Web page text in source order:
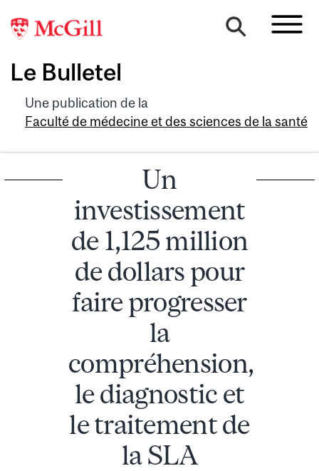
Le Bulletel
Une publication de la
Faculté de médecine et des sciences de la santé
Un
investissement
de 1,125 million
de dollars pour
faire progresser
la
compréhension,
le diagnostic et
le traitement de
la SLA